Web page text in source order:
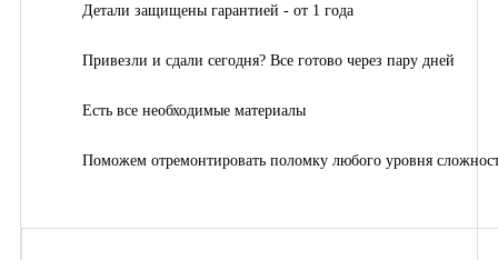
Детали защищены гарантией - от 1 года
Привезли и сдали сегодня? Все готово через пару дней
Есть все необходимые материалы
Поможем отремонтировать поломку любого уровня